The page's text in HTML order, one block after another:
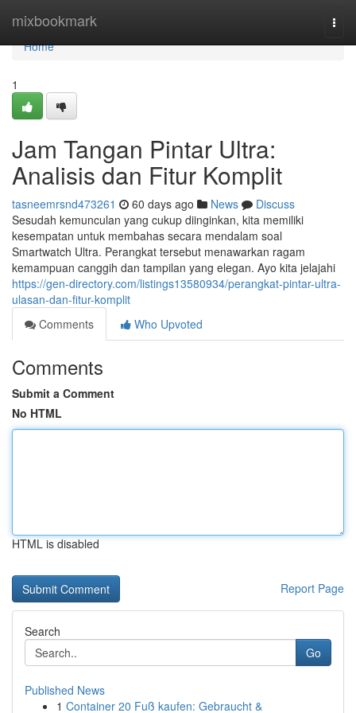
mixbookmark
Home
Home
1
Jam Tangan Pintar Ultra:
Analisis dan Fitur Komplit
tasneemrsnd473261 60 days ago News
Discuss
Sesudah kemunculan yang cukup diinginkan, kita memiliki
kesempatan untuk membahas secara mendalam soal
Smartwatch Ultra. Perangkat tersebut menawarkan ragam
kemampuan canggih dan tampilan yang elegan. Ayo kita jelajahi
https://gen-directory.com/listings13580934/perangkat-pintar-ultra-
ulasan-dan-fitur-komplit
Comments
Who Upvoted
Comments
Submit a Comment
No HTML
HTML is disabled
Report Page
Search
Go
Published News
1 Container 20 Fuß kaufen: Gebraucht &